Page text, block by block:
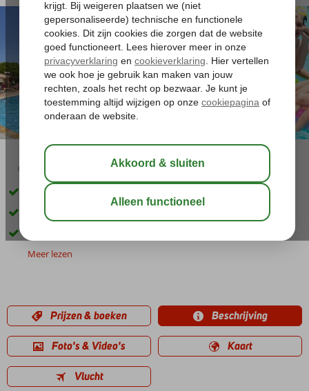
02:45
Ruime 2- en 3-kamerappartementen
Groot zwembad met apart kinderbad
Meer lezen
Prijzen & boeken Beschrijving
Foto's & Video's Kaart
Vlucht